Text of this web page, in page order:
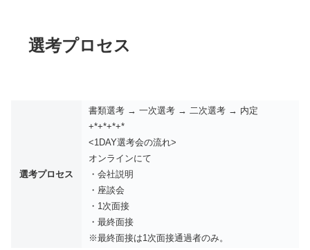
選考プロセス
選考プロセス
書類選考 → 一次選考 → 二次選考 → 内定
+*+*+*+*
<1DAY選考会の流れ>
オンラインにて
・会社説明
・座談会
・1次面接
・最終面接
※最終面接は1次面接通過者のみ。